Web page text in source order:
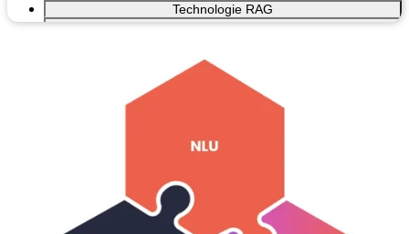
Technologie RAG
Désambiguïsation sémantique